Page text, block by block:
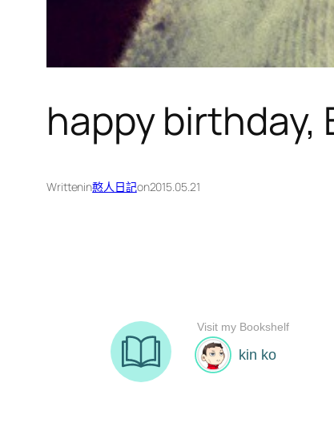
happy birthday,
Writtenin憨人日記on2015.05.21